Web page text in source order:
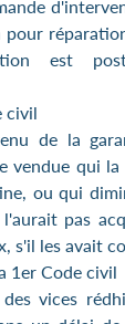
pour
est
civil
de la
vendue qui
ou qui
pas
s'il les avait
1er Code civil
vices